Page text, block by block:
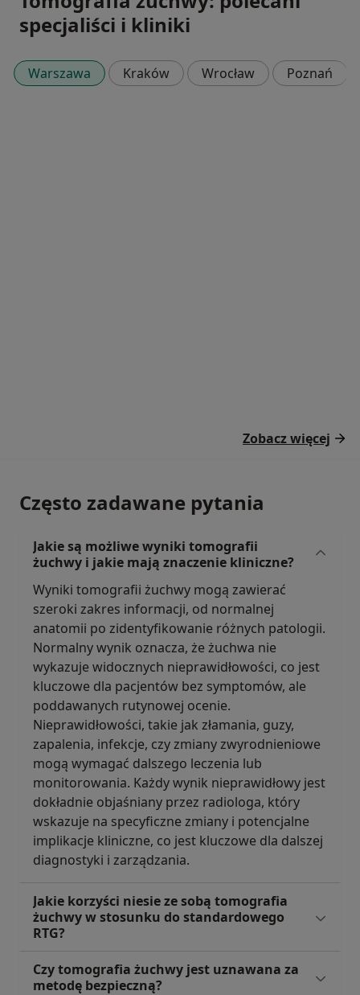
specjaliści i kliniki
Warszawa Kraków Wrocław Poznań
Zobacz więcej
Często zadawane pytania
Jakie są możliwe wyniki tomografii
żuchwy i jakie mają znaczenie kliniczne?
Wyniki tomografii żuchwy mogą zawierać
szeroki zakres informacji, od normalnej
anatomii po zidentyfikowanie różnych patologii.
Normalny wynik oznacza, że żuchwa nie
wykazuje widocznych nieprawidłowości, co jest
kluczowe dla pacjentów bez symptomów, ale
poddawanych rutynowej ocenie.
Nieprawidłowości, takie jak złamania, guzy,
zapalenia, infekcje, czy zmiany zwyrodnieniowe
mogą wymagać dalszego leczenia lub
monitorowania. Każdy wynik nieprawidłowy jest
dokładnie objaśniany przez radiologa, który
wskazuje na specyficzne zmiany i potencjalne
implikacje kliniczne, co jest kluczowe dla dalszej
diagnostyki i zarządzania.
Jakie korzyści niesie ze sobą tomografia
żuchwy w stosunku do standardowego
RTG?
Czy tomografia żuchwy jest uznawana za
metodę bezpieczną?